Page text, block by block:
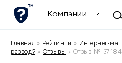
Компании
Главная » Рейтинги » Интернет-
развод? » Отзывы » Отзыв № 37184